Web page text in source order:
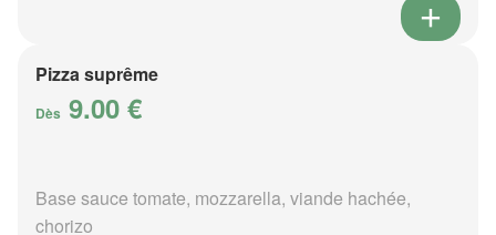
Pizza suprême
Dès 9.00 €
Base sauce tomate, mozzarella, viande hachée,
chorizo